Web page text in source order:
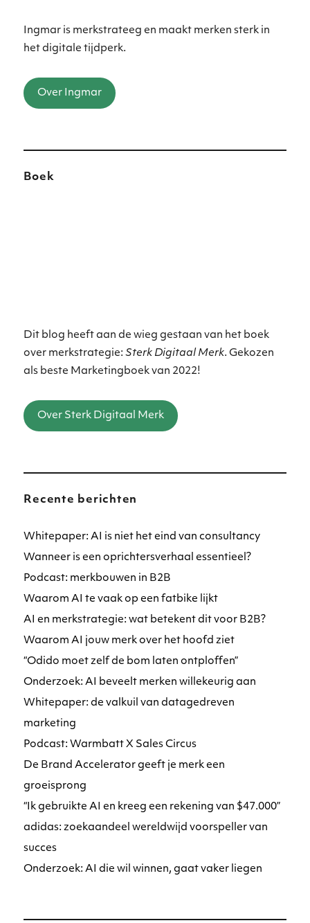
Ingmar is merkstrateeg en maakt merken sterk in
het digitale tijdperk.
Over Ingmar
Boek
Dit blog heeft aan de wieg gestaan van het boek
over merkstrategie:Sterk Digitaal Merk. Gekozen
als beste Marketingboek van 2022!
Over Sterk Digitaal Merk
Recente berichten
Whitepaper: AI is niet het eind van consultancy
Wanneer is een oprichtersverhaal essentieel?
Podcast: merkbouwen in B2B
Waarom AI te vaak op een fatbike lijkt
AI en merkstrategie: wat betekent dit voor B2B?
Waarom AI jouw merk over het hoofd ziet
“Odido moet zelf de bom laten ontploffen”
Onderzoek: AI beveelt merken willekeurig aan
Whitepaper: de valkuil van datagedreven
marketing
Podcast: Warmbatt X Sales Circus
De Brand Accelerator geeft je merk een
groeisprong
“Ik gebruikte AI en kreeg een rekening van $47.000”
adidas: zoekaandeel wereldwijd voorspeller van
succes
Onderzoek: AI die wil winnen, gaat vaker liegen